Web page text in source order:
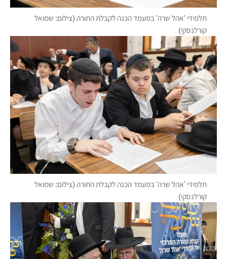
תלמידי 'אהל שרה' במעמד הכנה לקבלת התורה (צילום: שמואל
קורלנסקי)
תלמידי 'אהל שרה' במעמד הכנה לקבלת התורה (צילום: שמואל
קורלנסקי)